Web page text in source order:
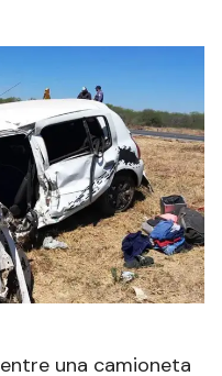
entre una camioneta